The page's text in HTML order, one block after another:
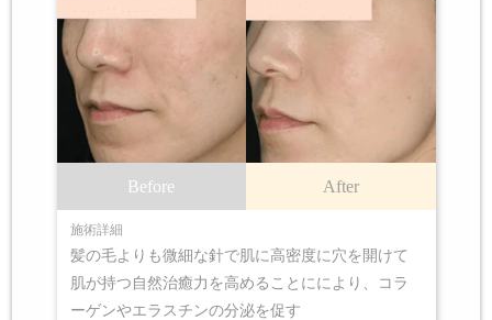
Before After
施術詳細
髪の毛よりも微細な針で肌に高密度に穴を開けて
肌が持つ自然治癒力を高めることににより、コラ
ーゲンやエラスチンの分泌を促す